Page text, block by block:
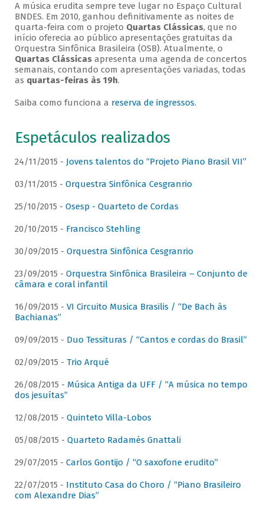
A música erudita sempre teve lugar no Espaço Cultural
BNDES. Em 2010, ganhou definitivamente as noites de
quarta-feira com o projeto Quartas Clássicas, que no
início oferecia ao público apresentações gratuitas da
Orquestra Sinfônica Brasileira (OSB). Atualmente, o
Quartas Clássicasapresenta uma agenda de concertos
semanais, contando com apresentações variadas, todas
as quartas-feiras às 19h.
Saiba como funciona a reserva de ingressos.
Espetáculos realizados
24/11/2015 - Jovens talentos do “Projeto Piano Brasil VII”
03/11/2015 - Orquestra Sinfônica Cesgranrio
25/10/2015 - Osesp - Quarteto de Cordas
20/10/2015 - Francisco Stehling
30/09/2015 - Orquestra Sinfônica Cesgranrio
23/09/2015 - Orquestra Sinfônica Brasileira – Conjunto de
câmara e coral infantil
16/09/2015 - VI Circuito Musica Brasilis / “De Bach às
Bachianas”
09/09/2015 - Duo Tessituras / “Cantos e cordas do Brasil”
02/09/2015 - Trio Arqué
26/08/2015 - Música Antiga da UFF / “A música no tempo
dos jesuítas”
12/08/2015 - Quinteto Villa-Lobos
05/08/2015 - Quarteto Radamés Gnattali
29/07/2015 - Carlos Gontijo / “O saxofone erudito”
22/07/2015 - Instituto Casa do Choro / “Piano Brasileiro
com Alexandre Dias”